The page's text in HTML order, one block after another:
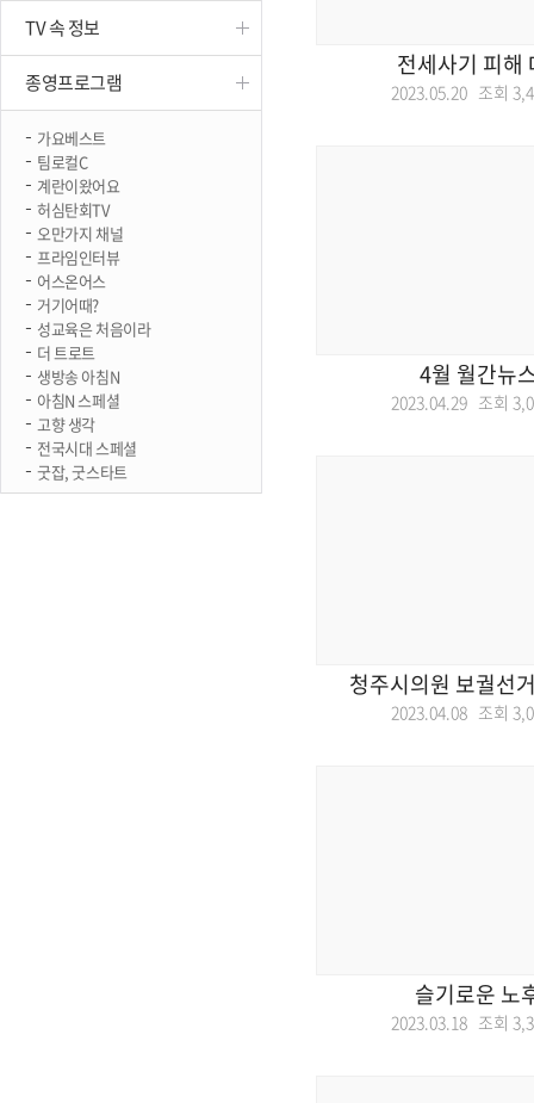
TV 속 정보
종영프로그램
가요베스트
팀로컬C
계란이왔어요
허심탄회TV
오만가지 채널
프라임인터뷰
어스온어스
거기어때?
성교육은 처음이라
더 트로트
생방송 아침N
아침N 스페셜
고향 생각
전국시대 스페셜
굿잡, 굿스타트
전세사기 피해
2023.05.20 조회
4월 월간뉴
2023.04.29 조회
청주시의원 보궐선
2023.04.08 조회
슬기로운 노
2023.03.18 조회